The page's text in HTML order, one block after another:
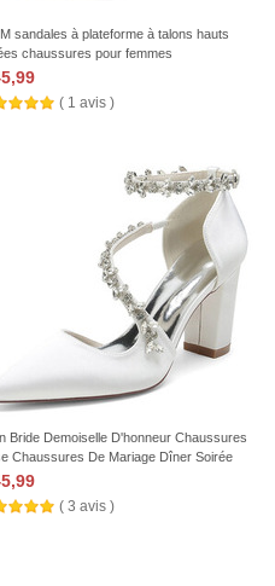
sandales à plateforme à talons hauts
chaussures pour femmes
( 1 avis )
Bride Demoiselle D'honneur Chaussures
Chaussures De Mariage Dîner Soirée
Talons Hauts
( 3 avis )